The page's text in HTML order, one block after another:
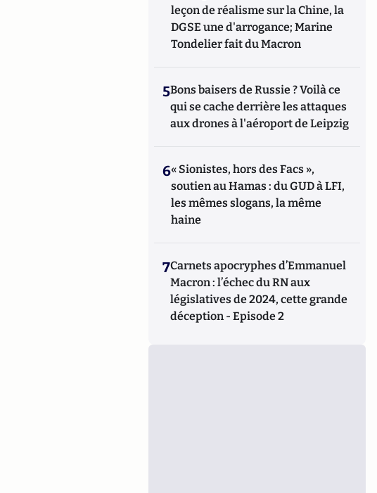
leçon de réalisme sur la Chine, la
DGSE une d'arrogance; Marine
Tondelier fait du Macron
5Bons baisers de Russie ? Voilà ce
qui se cache derrière les attaques
aux drones à l'aéroport de Leipzig
6« Sionistes, hors des Facs »,
soutien au Hamas : du GUD à LFI,
les mêmes slogans, la même
haine
7Carnets apocryphes d’Emmanuel
Macron : l’échec du RN aux
législatives de 2024, cette grande
déception - Episode 2